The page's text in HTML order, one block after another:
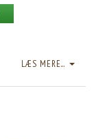
LÆS MERE...